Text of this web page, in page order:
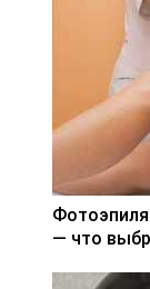
— что